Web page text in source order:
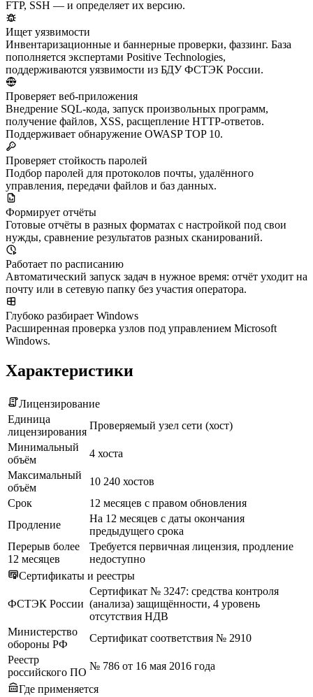
FTP, SSH — и определяет их версию.
Ищет уязвимости
Инвентаризационные и баннерные проверки, фаззинг. База
пополняется экспертами Positive Technologies,
поддерживаются уязвимости из БДУ ФСТЭК России.
Проверяет веб-приложения
Внедрение SQL-кода, запуск произвольных программ,
получение файлов, XSS, расщепление HTTP-ответов.
Поддерживает обнаружение OWASP TOP 10.
Проверяет стойкость паролей
Подбор паролей для протоколов почты, удалённого
управления, передачи файлов и баз данных.
Формирует отчёты
Готовые отчёты в разных форматах с настройкой под свои
нужды, сравнение результатов разных сканирований.
Работает по расписанию
Автоматический запуск задач в нужное время: отчёт уходит на
почту или в сетевую папку без участия оператора.
Глубоко разбирает Windows
Расширенная проверка узлов под управлением Microsoft
Windows.
Характеристики
Лицензирование
Единица
лицензирования
Проверяемый узел сети (хост)
Минимальный
объём
4 хоста
Максимальный
объём
10 240 хостов
Срок
12 месяцев с правом обновления
Продление
На 12 месяцев с даты окончания
предыдущего срока
Перерыв более
12 месяцев
Требуется первичная лицензия, продление
недоступно
Сертификаты и реестры
ФСТЭК России
Сертификат № 3247: средства контроля
(анализа) защищённости, 4 уровень
отсутствия НДВ
Министерство
обороны РФ
Сертификат соответствия № 2910
Реестр
российского ПО
№ 786 от 16 мая 2016 года
Где применяется